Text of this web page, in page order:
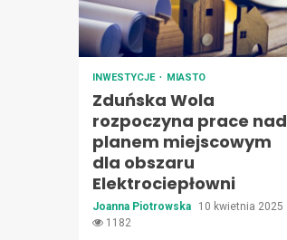
INWESTYCJE MIASTO
Zduńska Wola
rozpoczyna prace nad
planem miejscowym
dla obszaru
Elektrociepłowni
Joanna Piotrowska
10 kwietnia 2025
1182